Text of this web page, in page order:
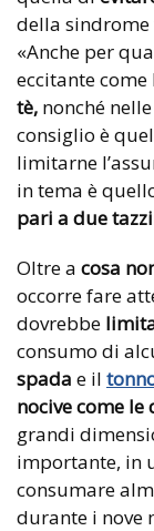
della sindrome
«Anche per
eccitante come
tè, nonché
consiglio è
limitarne
in tema è
pari a due
Oltre a cosa
occorre fare
dovrebbe
consumo di
spada e il
nocive come le
grandi
importante, in
consumare
durante i nove